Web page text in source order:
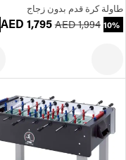
طاولة كرة قدم بدون زجاج
AED 1,795 AED 1,994 10% ايقاف